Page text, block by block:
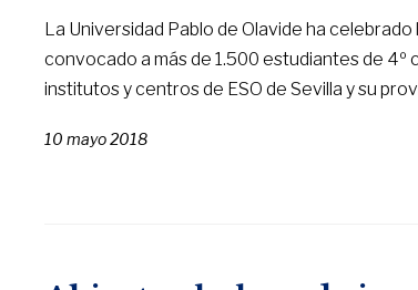
La Universidad Pablo de Olavide ha
convocado a más de 1.500 estudiantes de 4º
institutos y centros de ESO de Sevilla y su
10 mayo 2018